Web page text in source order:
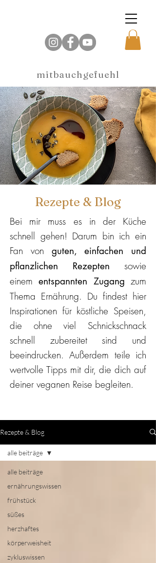
mitbauchgefuehl
Rezepte & Blog
Bei mir muss es in der Küche
schnell gehen! Darum bin ich ein
Fan von guten, einfachen und
pflanzlichen Rezepten sowie
einementspannten Zugang zum
Thema Ernährung. Du findest hier
Inspirationen für köstliche Speisen,
die ohne viel Schnickschnack
schnell zubereitet sind und
beeindrucken. Außerdem teile ich
wertvolle Tipps mit dir, die dich auf
deiner veganen Reise begleiten.
Rezepte & Blog
alle beiträge
ernährungswissen
frühstück
süßes
herzhaftes
körperweisheit
zykluswissen
alle beiträge